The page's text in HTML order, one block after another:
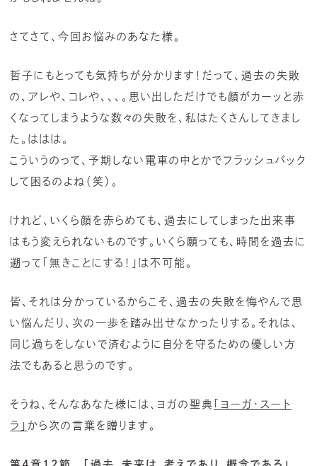
さてさて、今回お悩みのあなた様。
哲子にもとっても気持ちが分かります！だって、過去の失敗
の、アレや、コレや、、、。思い出しただけでも顔がカーッと赤
くなってしまうような数々の失敗を、私はたくさんしてきまし
た。ははは。
こういうのって、予期しない電車の中とかでフラッシュバック
して困るのよね（笑）。
けれど、いくら顔を赤らめても、過去にしてしまった出来事
はもう変えられないものです。いくら願っても、時間を過去に
遡って「無きことにする！」は不可能。
皆、それは分かっているからこそ、過去の失敗を悔やんで思
い悩んだり、次の一歩を踏み出せなかったりする。それは、
同じ過ちをしないで済むように自分を守るための優しい方
法でもあると思うのです。
そうね、そんなあなた様には、ヨガの聖典
「ヨーガ・スート
ラ」 から次の言葉を贈ります。